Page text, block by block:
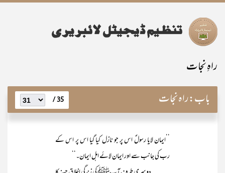
راہِ نجات
باب:راہ نجات 35 /
’’ایمان لایا رسولؐ اس پر جو نازل کیا گیا اس پر اس کے
رب کی جانب سے اور ایمان لائے اہل ایمان۔‘‘